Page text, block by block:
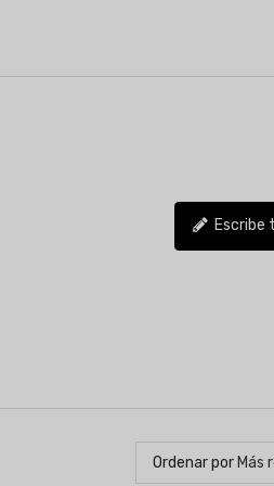
Escribe
Ordenar por Más